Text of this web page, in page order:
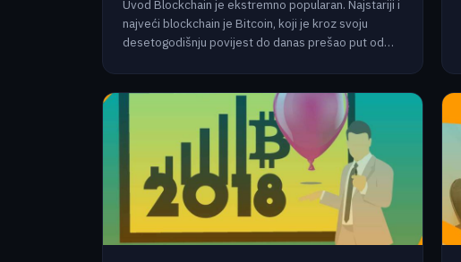
Uvod Blockchain je ekstremno popularan. Najstariji i
najveći blockchain je Bitcoin, koji je kroz svoju
desetogodišnju povijest do danas prešao put od…